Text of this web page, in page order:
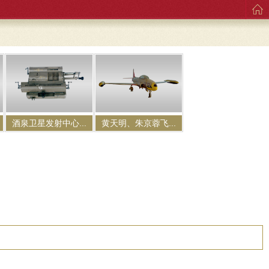
酒泉卫星发射中心... 黄天明、朱京蓉飞...